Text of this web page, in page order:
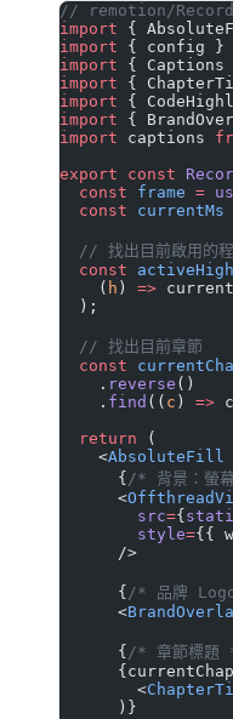
// remotion/
import {
import { config }
import {
import {
import {
import {
import captions
export const
  const
frame =
  const
currentMs
// 找出目前啟用的
  const
    (
h ) =>
  );
  // 找出目前章節
  const
    .
reverse ()
    .
find (( c ) =>
  return
(
    <
AbsoluteFill
      {
/* 背景：螢
      <
        src
={
        style
={{
      />
      {
/* 品牌
      <
      {
/* 章節標題
        <
      )}